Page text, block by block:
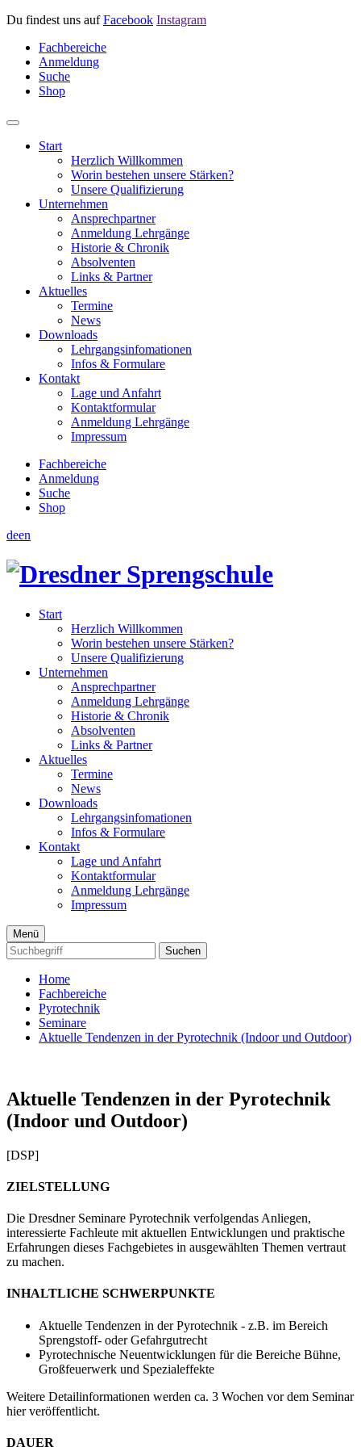
Du findest uns aufFacebook Instagram
Fachbereiche
Anmeldung
Suche
Shop
Start
Herzlich Willkommen
Worin bestehen unsere Stärken?
Unsere Qualifizierung
Unternehmen
Ansprechpartner
Anmeldung Lehrgänge
Historie & Chronik
Absolventen
Links & Partner
Aktuelles
Termine
News
Downloads
Lehrgangsinfomationen
Infos & Formulare
Kontakt
Lage und Anfahrt
Kontaktformular
Anmeldung Lehrgänge
Impressum
Fachbereiche
Anmeldung
Suche
Shop
deen
Start
Herzlich Willkommen
Worin bestehen unsere Stärken?
Unsere Qualifizierung
Unternehmen
Ansprechpartner
Anmeldung Lehrgänge
Historie & Chronik
Absolventen
Links & Partner
Aktuelles
Termine
News
Downloads
Lehrgangsinfomationen
Infos & Formulare
Kontakt
Lage und Anfahrt
Kontaktformular
Anmeldung Lehrgänge
Impressum
Menü
Suchen
Home
Fachbereiche
Pyrotechnik
Seminare
Aktuelle Tendenzen in der Pyrotechnik (Indoor und Outdoor)
Aktuelle Tendenzen in der Pyrotechnik
(Indoor und Outdoor)
[DSP]
ZIELSTELLUNG
Die Dresdner Seminare Pyrotechnik verfolgendas Anliegen,
interessierte Fachleute mit aktuellen Entwicklungen und praktische
Erfahrungen dieses Fachgebietes in ausgewählten Themen vertraut
zu machen.
INHALTLICHE SCHWERPUNKTE
Aktuelle Tendenzen in der Pyrotechnik - z.B. im Bereich
Sprengstoff- oder Gefahrgutrecht
Pyrotechnische Neuentwicklungen für die Bereiche Bühne,
Großfeuerwerk und Spezialeffekte
Weitere Detailinformationen werden ca. 3 Wochen vor dem Seminar
hier veröffentlicht.
DAUER